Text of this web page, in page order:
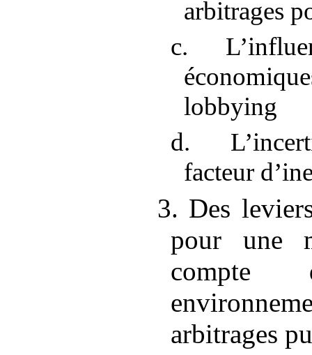
arbitrages
c.
lobbying
d.
facteur
3. Des
pour une
arbitrages